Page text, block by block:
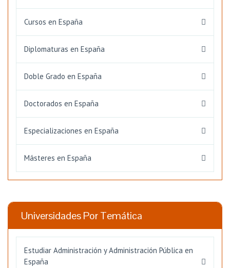
Cursos en España
Diplomaturas en España
Doble Grado en España
Doctorados en España
Especializaciones en España
Másteres en España
Universidades Por Temática
Estudiar Administración y Administración Pública en
España